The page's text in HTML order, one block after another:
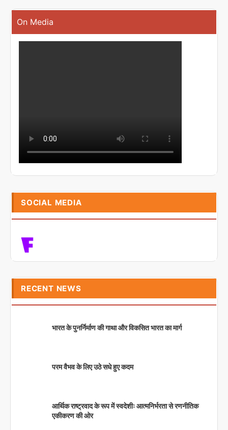
On Media
SOCIAL MEDIA
RECENT NEWS
भारत के पुनर्निर्माण की गाथा और विकसित भारत का मार्ग
परम वैभव के लिए उठे सधे हुए कदम
आर्थिक राष्ट्रवाद के रूप में स्वदेशीः आत्मनिर्भरता से रणनीतिक
एकीकरण की ओर